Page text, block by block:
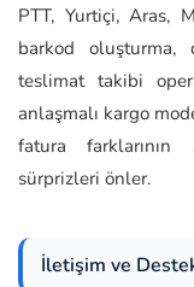
PTT, Yurtiçi, Aras,
barkod oluşturma,
teslimat takibi
anlaşmalı kargo
fatura
sürprizleri önler.
İletişim ve